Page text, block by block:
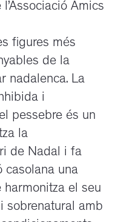
Amics
figures més
de la
nadalenca. La
i
pessebre és un
la
de Nadal i fa
casolana una
el seu
sobrenatural amb